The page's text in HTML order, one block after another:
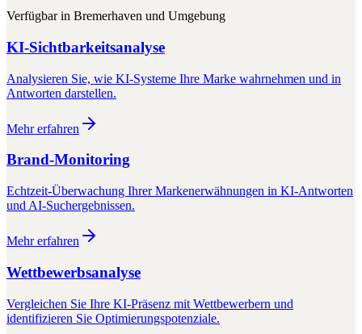
Verfügbar in Bremerhaven und Umgebung
KI-Sichtbarkeitsanalyse
Analysieren Sie, wie KI-Systeme Ihre Marke wahrnehmen und in
Antworten darstellen.
Mehr erfahren
Brand-Monitoring
Echtzeit-Überwachung Ihrer Markenerwähnungen in KI-Antworten
und AI-Suchergebnissen.
Mehr erfahren
Wettbewerbsanalyse
Vergleichen Sie Ihre KI-Präsenz mit Wettbewerbern und
identifizieren Sie Optimierungspotenziale.